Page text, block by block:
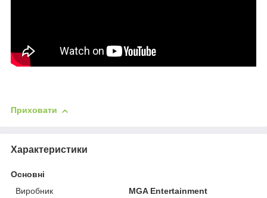
Приховати
Характеристики
Основні
Виробник
MGA Entertainment